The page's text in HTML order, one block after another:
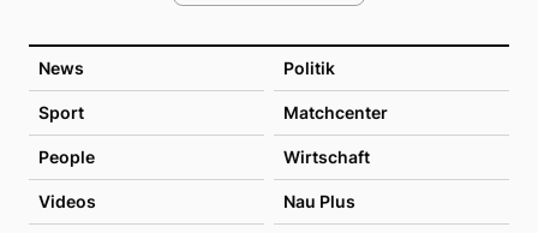
News Politik
Sport Matchcenter
People Wirtschaft
Videos Nau Plus